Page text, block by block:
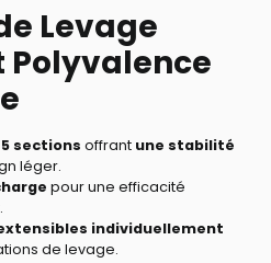
Levage
Polyvalence
sections offrant une stabilité
léger.
pour une efficacité
individuellement
de levage.